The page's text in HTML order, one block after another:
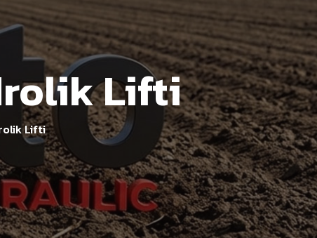
Lifti
Lifti